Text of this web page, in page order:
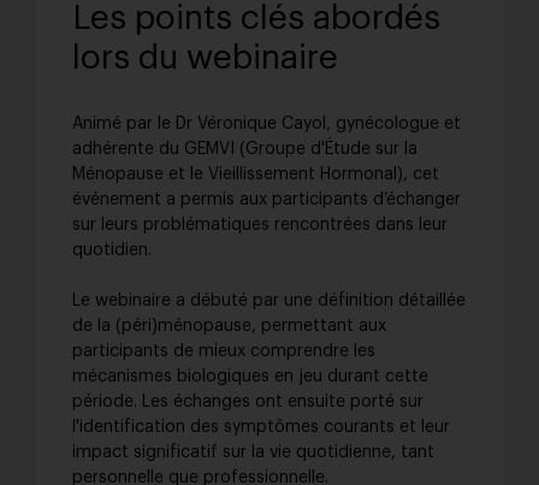
Les points clés abordés
lors du webinaire
Animé par le Dr Véronique Cayol, gynécologue et
adhérente du GEMVI (Groupe d'Étude sur la
Ménopause et le Vieillissement Hormonal), cet
événement a permis aux participants d’échanger
sur leurs problématiques rencontrées dans leur
quotidien.
Le webinaire a débuté par une définition détaillée
de la (péri)ménopause, permettant aux
participants de mieux comprendre les
mécanismes biologiques en jeu durant cette
période. Les échanges ont ensuite porté sur
l'identification des symptômes courants et leur
impact significatif sur la vie quotidienne, tant
personnelle que professionnelle.